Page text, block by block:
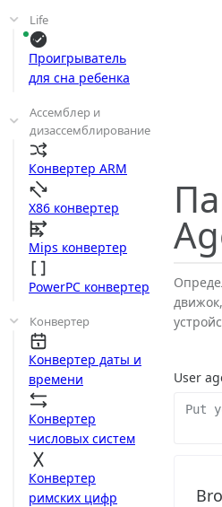
Life
Проигрыватель
для сна ребенка
Ассемблер и
дизассемблирование
Конвертер ARM
X86 конвертер
Mips конвертер
PowerPC конвертер
Конвертер
Конвертер даты и
времени
Конвертер
числовых систем
Конвертер
римских цифр
User